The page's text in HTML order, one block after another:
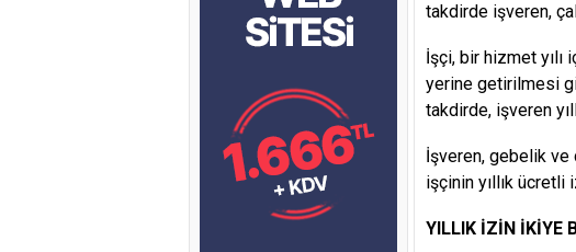
takdirde işveren,
İşçi, bir hizmet yılı
yerine getirilmesi
takdirde, işveren
İşveren, gebelik
işçinin yıllık
YILLIK İZİN İKİYE